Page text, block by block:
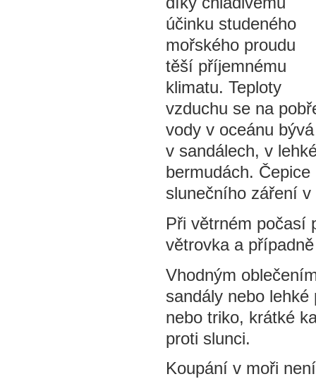
účinku studeného
mořského proudu
těší příjemnému
klimatu. Teploty
vzduchu se na
vody v oceánu
v sandálech, v
bermudách.
slunečního záření
Při větrném počasí
větrovka a
Vhodným
sandály nebo
nebo triko, krátké
proti slunci.
Koupání v moři